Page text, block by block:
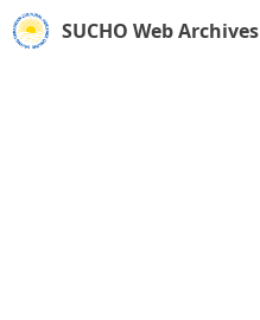
SUCHO Web Archives